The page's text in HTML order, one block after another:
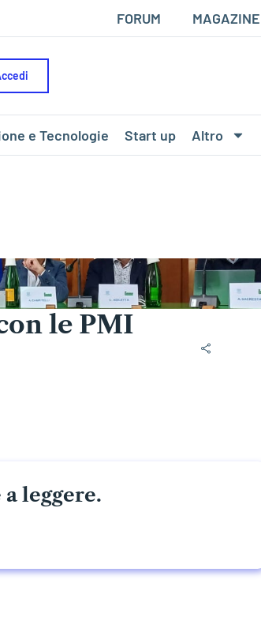
FORUM MAGAZINE
e Tecnologie Start up Altro
le PMI
leggere.